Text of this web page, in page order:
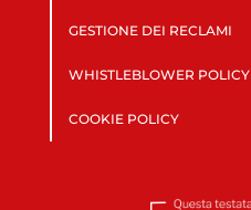
GESTIONE DEI RECLAMI
WHISTLEBLOWER POLICY
COOKIE POLICY